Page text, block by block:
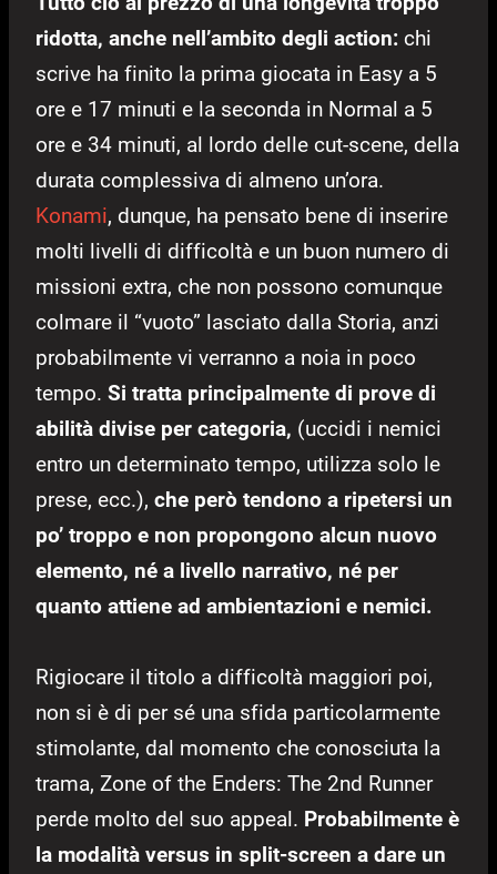
ridotta, anche nell’ambito degli action: chi
scrive ha finito la prima giocata in Easy a 5
ore e 17 minuti e la seconda in Normal a 5
ore e 34 minuti, al lordo delle cut-scene, della
durata complessiva di almeno un’ora.
Konami, dunque, ha pensato bene di inserire
molti livelli di difficoltà e un buon numero di
missioni extra, che non possono comunque
colmare il “vuoto” lasciato dalla Storia, anzi
probabilmente vi verranno a noia in poco
tempo. Si tratta principalmente di prove di
abilità divise per categoria, (uccidi i nemici
entro un determinato tempo, utilizza solo le
prese, ecc.), che però tendono a ripetersi un
po’ troppo e non propongono alcun nuovo
elemento, né a livello narrativo, né per
quanto attiene ad ambientazioni e nemici.
Rigiocare il titolo a difficoltà maggiori poi,
non si è di per sé una sfida particolarmente
stimolante, dal momento che conosciuta la
trama, Zone of the Enders: The 2nd Runner
perde molto del suo appeal. Probabilmente è
la modalità versus in split-screen a dare un